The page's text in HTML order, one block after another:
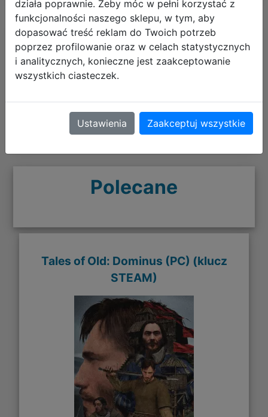
Opinie o produkcie
Polecane
Tales of Old: Dominus (PC) (klucz
STEAM)
działa poprawnie. Żeby móc w pełni korzystać z
funkcjonalności naszego sklepu, w tym, aby
dopasować treść reklam do Twoich potrzeb
poprzez profilowanie oraz w celach statystycznych
i analitycznych, konieczne jest zaakceptowanie
wszystkich ciasteczek.
Ustawienia Zaakceptuj wszystkie